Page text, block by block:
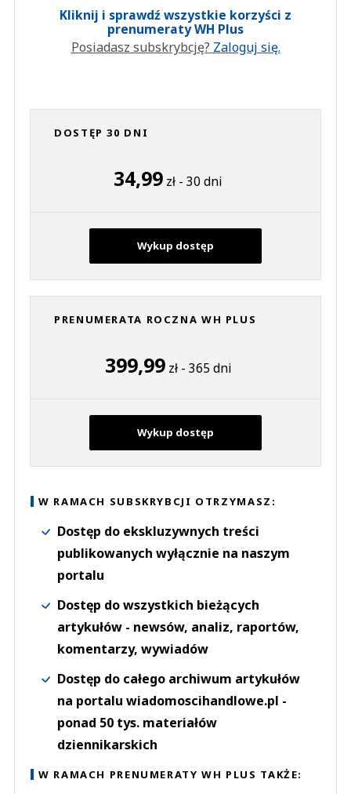
Kliknij i sprawdź wszystkie korzyści z
prenumeraty WH Plus
Posiadasz subskrybcję? Zaloguj się.
DOSTĘP 30 DNI
34,99 zł - 30 dni
Wykup dostęp
PRENUMERATA ROCZNA WH PLUS
399,99zł - 365 dni
Wykup dostęp
W RAMACH SUBSKRYBCJI OTRZYMASZ:
Dostęp do ekskluzywnych treści
publikowanych wyłącznie na naszym
portalu
Dostęp do wszystkich bieżących
artykułów - newsów, analiz, raportów,
komentarzy, wywiadów
Dostęp do całego archiwum artykułów
na portalu wiadomoscihandlowe.pl -
ponad 50 tys. materiałów
dziennikarskich
W RAMACH PRENUMERATY WH PLUS TAKŻE: